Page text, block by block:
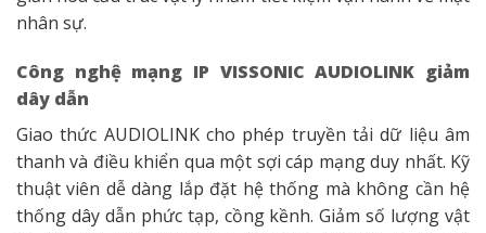
nhân sự.
Công nghệ mạng IP VISSONIC AUDIOLINK giảm
dây dẫn
Giao thức AUDIOLINK cho phép truyền tải dữ liệu âm
thanh và điều khiển qua một sợi cáp mạng duy nhất. Kỹ
thuật viên dễ dàng lắp đặt hệ thống mà không cần hệ
thống dây dẫn phức tạp, cồng kềnh. Giảm số lượng vật